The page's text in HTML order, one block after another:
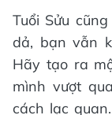
Tuổi Sửu
dả, bạn vẫn
Hãy tạo ra
mình vượt
cách lạc